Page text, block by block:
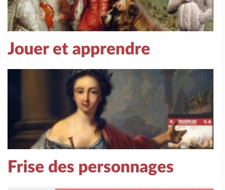
Jouer et apprendre
Frise des personnages